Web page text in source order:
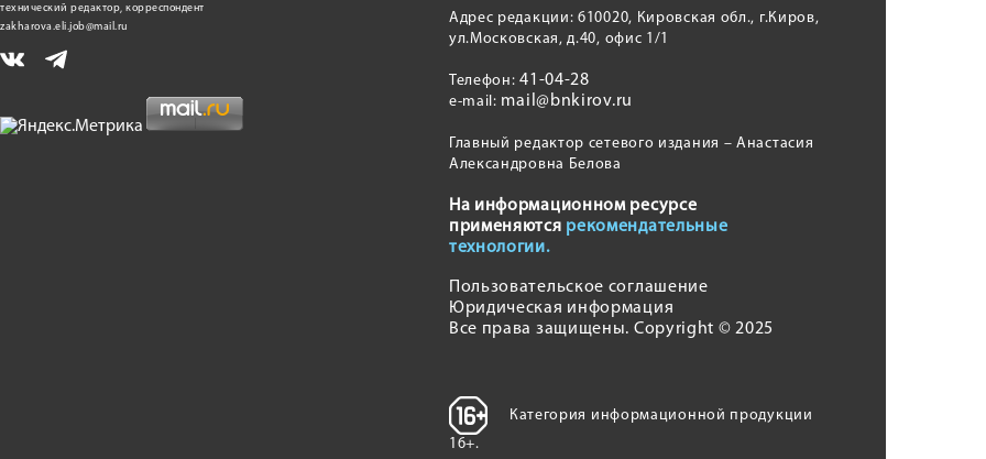
технический редактор, корреспондент
zakharova.eli.job@mail.ru
Адрес редакции: 610020, Кировская обл., г.Киров,
ул.Московская, д.40, офис 1/1
Телефон:41-04-28
e-mail: mail@bnkirov.ru
Главный редактор сетевого издания – Анастасия
Александровна Белова
На информационном ресурсе
применяются рекомендательные
технологии.
Пользовательское соглашение
Юридическая информация
Все права защищены. Copyright © 2025
Категория информационной продукции
16+.